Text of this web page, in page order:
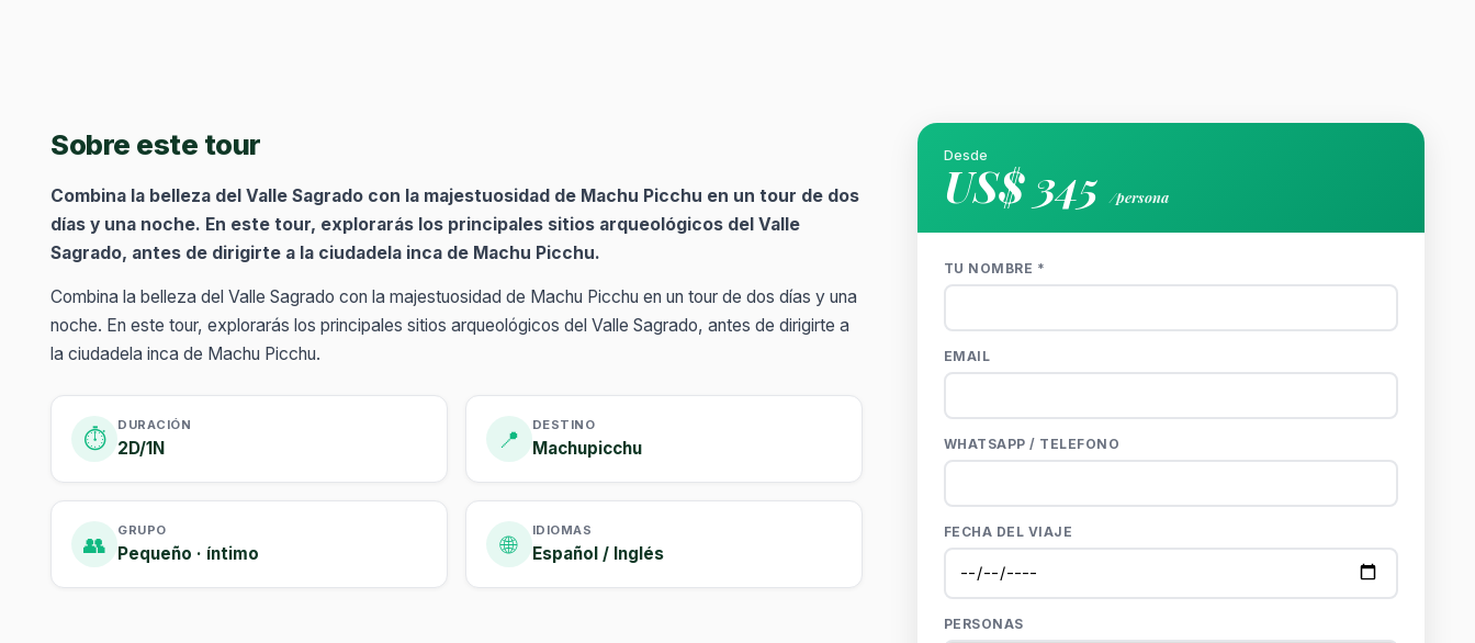
Sobre este tour
Combina la belleza del Valle Sagrado con la majestuosidad de Machu Picchu en un tour de dos
días y una noche. En este tour, explorarás los principales sitios arqueológicos del Valle
Sagrado, antes de dirigirte a la ciudadela inca de Machu Picchu.
Combina la belleza del Valle Sagrado con la majestuosidad de Machu Picchu en un tour de dos días y una
noche. En este tour, explorarás los principales sitios arqueológicos del Valle Sagrado, antes de dirigirte a
la ciudadela inca de Machu Picchu.
⏱️
DURACIÓN
2D/1N 📍
DESTINO
Machupicchu
👥
GRUPO
Pequeño · íntimo 🌐
IDIOMAS
Español / Inglés
Desde
US$ 345 /persona
TU NOMBRE *
EMAIL
WHATSAPP / TELEFONO
FECHA DEL VIAJE
PERSONAS